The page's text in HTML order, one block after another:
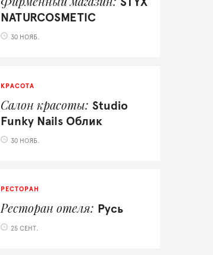
STYX
NATURCOSMETIC
30 НОЯБ.
КРАСОТА
Салон красоты Studio
Funky Nails Облик
30 НОЯБ.
РЕСТОРАН
Ресторан отеля Русь
25 СЕНТ.